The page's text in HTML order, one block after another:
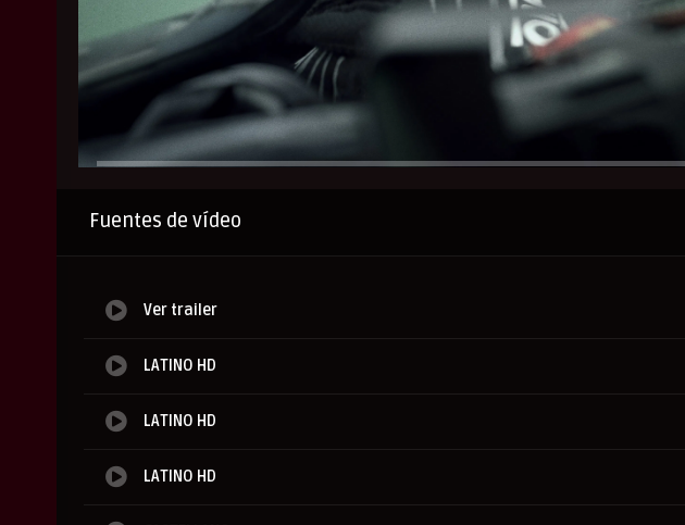
Fuentes de vídeo
Ver trailer
LATINO HD
LATINO HD
LATINO HD